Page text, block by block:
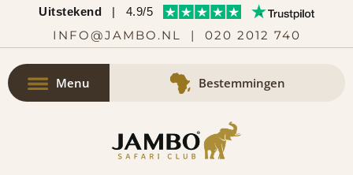
Uitstekend | 4.9/5
INFO@JAMBO.NL | 020 2012 740
Menu Bestemmingen